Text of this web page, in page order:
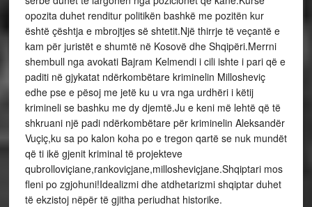
opozita duhet renditur politikën bashkë me pozitën kur
është çështja e mbrojtjes së shtetit.Një thirrje të veçantë e
kam për juristët e shumtë në Kosovë dhe Shqipëri.Merrni
shembull nga avokati Bajram Kelmendi i cili ishte i pari që e
paditi në gjykatat ndërkombëtare kriminelin Millosheviç
edhe pse e pësoj me jetë ku u vra nga urdhëri i këtij
krimineli se bashku me dy djemtë.Ju e keni më lehtë që të
shkruani një padi ndërkombëtare për kriminelin Aleksandër
Vuçiç,ku sa po kalon koha po e tregon qartë se nuk mundët
që ti ikë gjenit kriminal të projekteve
qubrolloviçiane,rankoviçjane,millosheviçjane.Shqiptari mos
fleni po zgjohuni!Idealizmi dhe atdhetarizmi shqiptar duhet
të ekzistoj nëpër të gjitha periudhat historike.